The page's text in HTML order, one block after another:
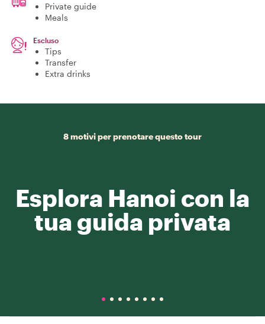
Private guide
Meals
Escluso
Tips
Transfer
Extra drinks
8 motivi per prenotare questo tour
Esplora Hanoi con la
tua guida privata